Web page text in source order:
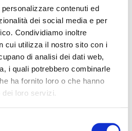
contenuti ed
dei social media e per
Condividiamo inoltre
cui utilizza il nostro sito con i
di analisi dei dati web,
i quali potrebbero combinarle
ha fornito loro o che hanno
loro servizi.